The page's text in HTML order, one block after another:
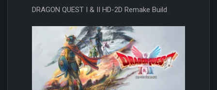
DRAGON QUEST I & II HD-2D Remake Build